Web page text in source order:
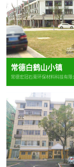
常德白鹤山小镇